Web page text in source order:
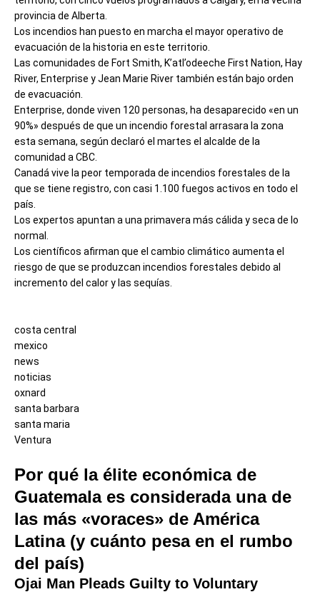
provincia de Alberta.
Los incendios han puesto en marcha el mayor operativo de
evacuación de la historia en este territorio.
Las comunidades de Fort Smith, K’atl’odeeche First Nation, Hay
River, Enterprise y Jean Marie River también están bajo orden
de evacuación.
Enterprise, donde viven 120 personas, ha desaparecido «en un
90%» después de que un incendio forestal arrasara la zona
esta semana, según declaró el martes el alcalde de la
comunidad a CBC.
Canadá vive la peor temporada de incendios forestales de la
que se tiene registro, con casi 1.100 fuegos activos en todo el
país.
Los expertos apuntan a una primavera más cálida y seca de lo
normal.
Los científicos afirman que el cambio climático aumenta el
riesgo de que se produzcan incendios forestales debido al
incremento del calor y las sequías.
costa central
mexico
news
noticias
oxnard
santa barbara
santa maria
Ventura
Por qué la élite económica de
Guatemala es considerada una de
las más «voraces» de América
Latina (y cuánto pesa en el rumbo
del país)
Ojai Man Pleads Guilty to Voluntary